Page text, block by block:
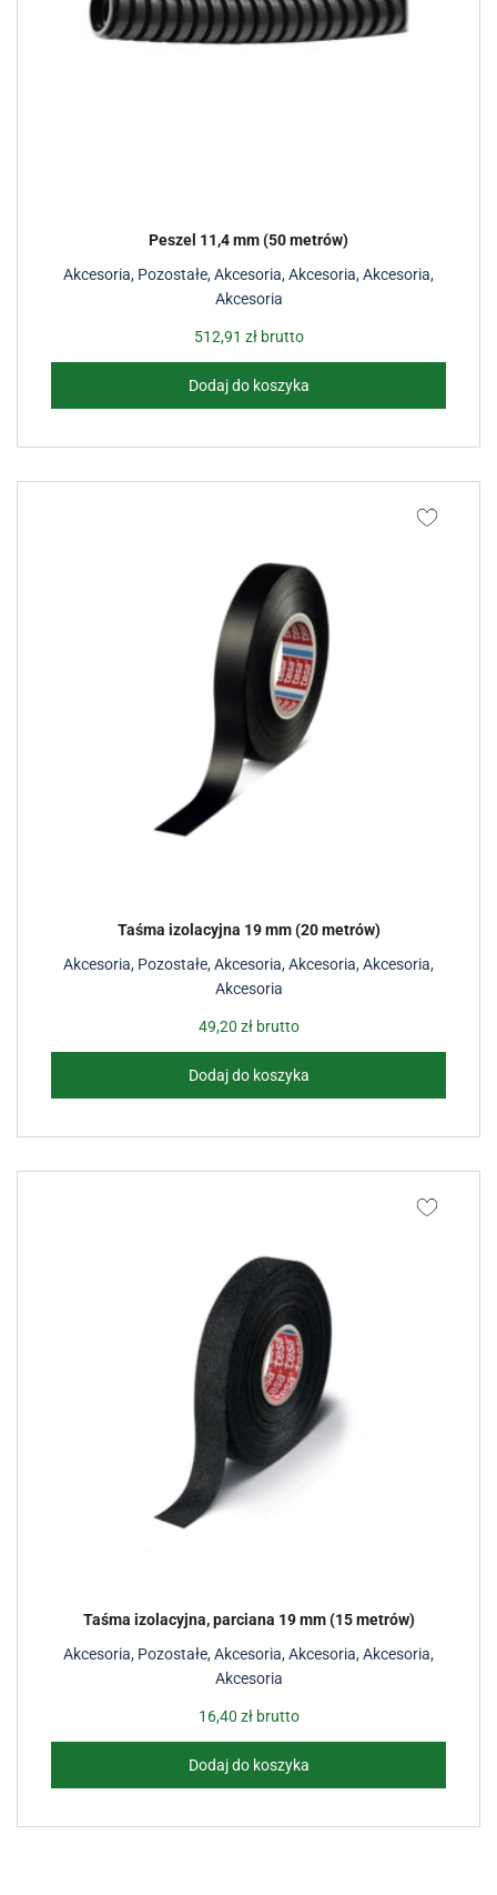
Akcesoria, Pozostałe,Akcesoria,Akcesoria,Akcesoria,
Akcesoria
Peszel 11,4 mm (50 metrów)
512,91 złbrutto
Dodaj do koszyka
Akcesoria, Pozostałe,Akcesoria,Akcesoria,Akcesoria,
Akcesoria
Taśma izolacyjna 19 mm (20 metrów)
49,20 złbrutto
Dodaj do koszyka
Akcesoria, Pozostałe,Akcesoria,Akcesoria,Akcesoria,
Akcesoria
Taśma izolacyjna, parciana 19 mm (15 metrów)
16,40 złbrutto
Dodaj do koszyka